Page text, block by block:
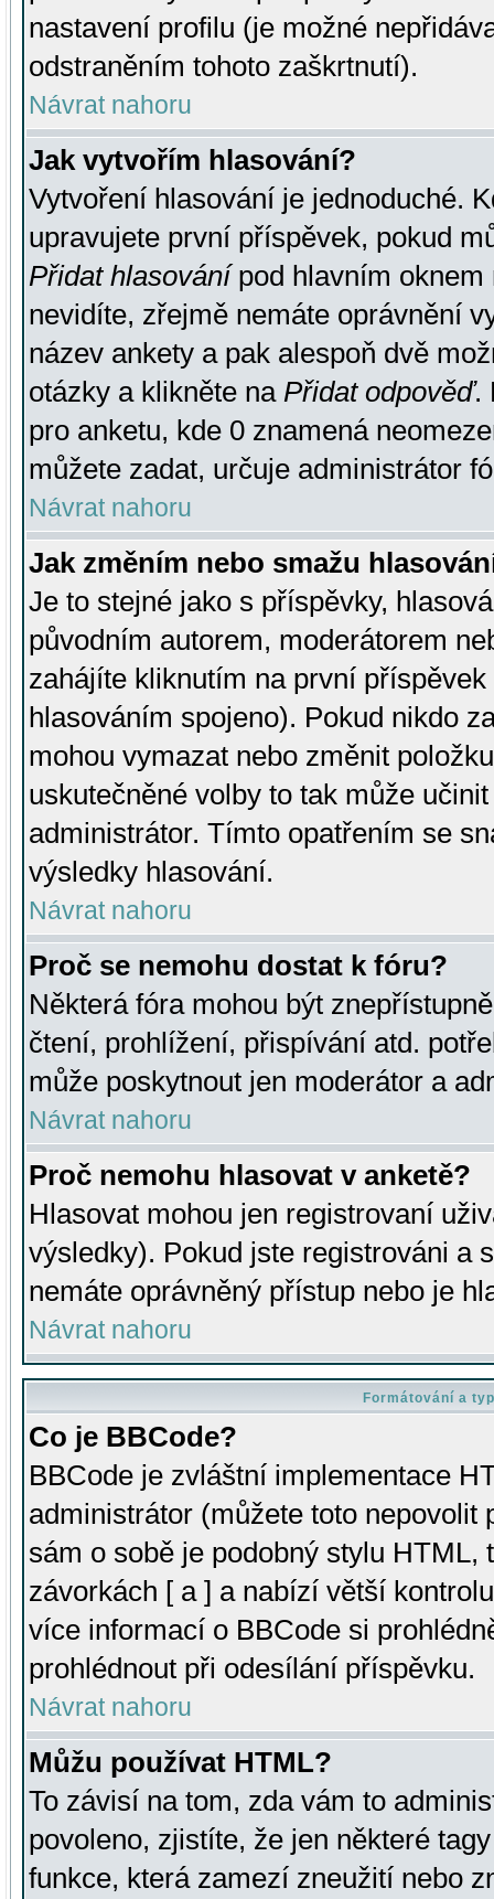
nastavení profilu (je možné
odstraněním tohoto zaškrtnutí).
Návrat nahoru
Jak vytvořím hlasování?
Vytvoření hlasování je jednoduché.
upravujete první příspěvek, pokud
Přidat hlasovánípod hlavním oknem
nevidíte, zřejmě nemáte oprávnění
název ankety a pak alespoň dvě
otázky a klikněte na Přidat odpověď.
pro anketu, kde 0 znamená
můžete zadat, určuje administrátor
Návrat nahoru
Jak změním nebo smažu
Je to stejné jako s příspěvky,
původním autorem, moderátorem
zahájíte kliknutím na první
hlasováním spojeno). Pokud nikdo
mohou vymazat nebo změnit
uskutečněné volby to tak může
administrátor. Tímto opatřením se
výsledky hlasování.
Návrat nahoru
Proč se nemohu dostat k fóru?
Některá fóra mohou být
čtení, prohlížení, přispívání atd.
může poskytnout jen moderátor a
Návrat nahoru
Proč nemohu hlasovat v anketě?
Hlasovat mohou jen registrovaní
výsledky). Pokud jste registrováni a
nemáte oprávněný přístup nebo je
Návrat nahoru
Formátování a
Co je BBCode?
BBCode je zvláštní implementace
administrátor (můžete toto
sám o sobě je podobný stylu HTML,
závorkách [ a ] a nabízí větší
více informací o BBCode si
prohlédnout při odesílání příspěvku.
Návrat nahoru
Můžu používat HTML?
To závisí na tom, zda vám to
povoleno, zjistíte, že jen některé
funkce, která zamezí zneužití nebo